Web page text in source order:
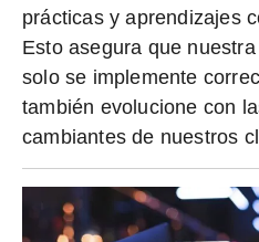
prácticas y aprendizajes
Esto asegura que nuestra
solo se implemente
también evolucione con
cambiantes de nuestros